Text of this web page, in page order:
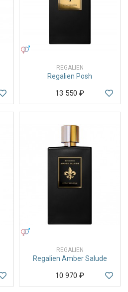
REGALIEN
Regalien Posh
13 550 ₽
REGALIEN
Regalien Amber Salude
10 970 ₽